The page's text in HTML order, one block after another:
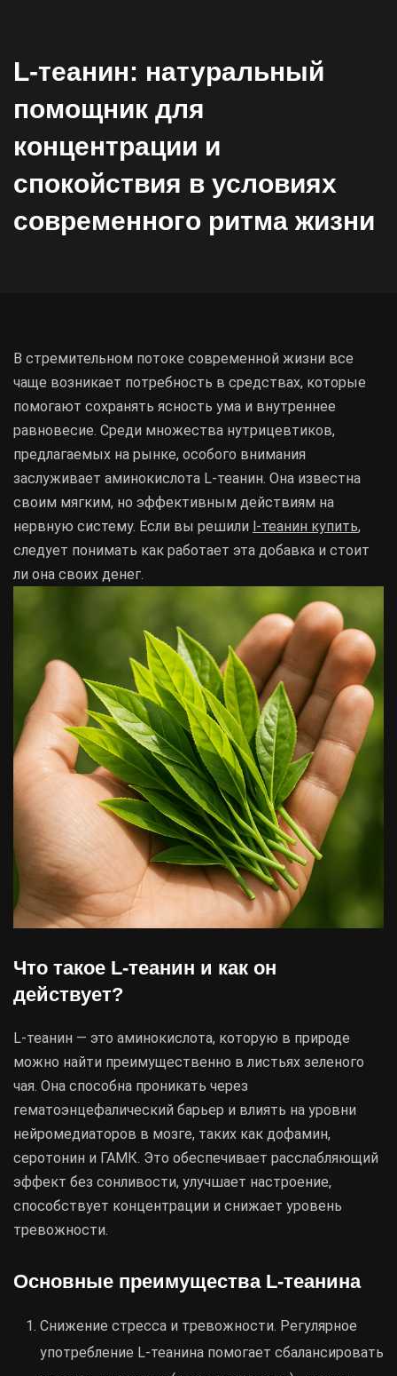
L-теанин: натуральный
помощник для
концентрации и
спокойствия в условиях
современного ритма жизни
В стремительном потоке современной жизни все
чаще возникает потребность в средствах, которые
помогают сохранять ясность ума и внутреннее
равновесие. Среди множества нутрицевтиков,
предлагаемых на рынке, особого внимания
заслуживает аминокислота L-теанин. Она известна
своим мягким, но эффективным действиям на
нервную систему. Если вы решили l-теанин купить,
следует понимать как работает эта добавка и стоит
ли она своих денег.
Что такое L-теанин и как он
действует?
L-теанин — это аминокислота, которую в природе
можно найти преимущественно в листьях зеленого
чая. Она способна проникать через
гематоэнцефалический барьер и влиять на уровни
нейромедиаторов в мозге, таких как дофамин,
серотонин и ГАМК. Это обеспечивает расслабляющий
эффект без сонливости, улучшает настроение,
способствует концентрации и снижает уровень
тревожности.
Основные преимущества L-теанина
Снижение стресса и тревожности. Регулярное
употребление L-теанина помогает сбалансировать